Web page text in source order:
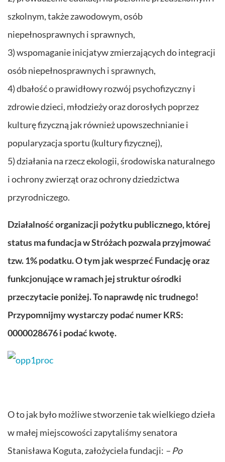
szkolnym, także zawodowym, osób
niepełnosprawnych i sprawnych,
3) wspomaganie inicjatyw zmierzających do integracji
osób niepełnosprawnych i sprawnych,
4) dbałość o prawidłowy rozwój psychofizyczny i
zdrowie dzieci, młodzieży oraz dorosłych poprzez
kulturę fizyczną jak również upowszechnianie i
popularyzacja sportu (kultury fizycznej),
5) działania na rzecz ekologii, środowiska naturalnego
i ochrony zwierząt oraz ochrony dziedzictwa
przyrodniczego.
Działalność organizacji pożytku publicznego, której
status ma fundacja w Stróżach pozwala przyjmować
tzw. 1% podatku. O tym jak wesprzeć Fundację oraz
funkcjonujące w ramach jej struktur ośrodki
przeczytacie poniżej. To naprawdę nic trudnego!
Przypomnijmy wystarczy podać numer KRS:
0000028676 i podać kwotę.
O to jak było możliwe stworzenie tak wielkiego dzieła
w małej miejscowości zapytaliśmy senatora
Stanisława Koguta, założyciela fundacji: – Po